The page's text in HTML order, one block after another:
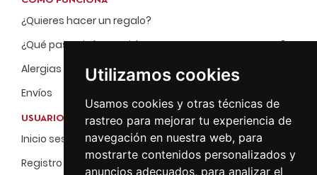
Utilizamos cookies
Usamos cookies y otras técnicas de
rastreo para mejorar tu experiencia de
navegación en nuestra web, para
mostrarte contenidos personalizados y
anuncios adecuados, para analizar el
¿Quieres hacer un regalo?
¿Qué pasa si el repartidor no me encuentra en casa?
Alergias
Envíos
USUARIOS
Inicio sesión
Registro